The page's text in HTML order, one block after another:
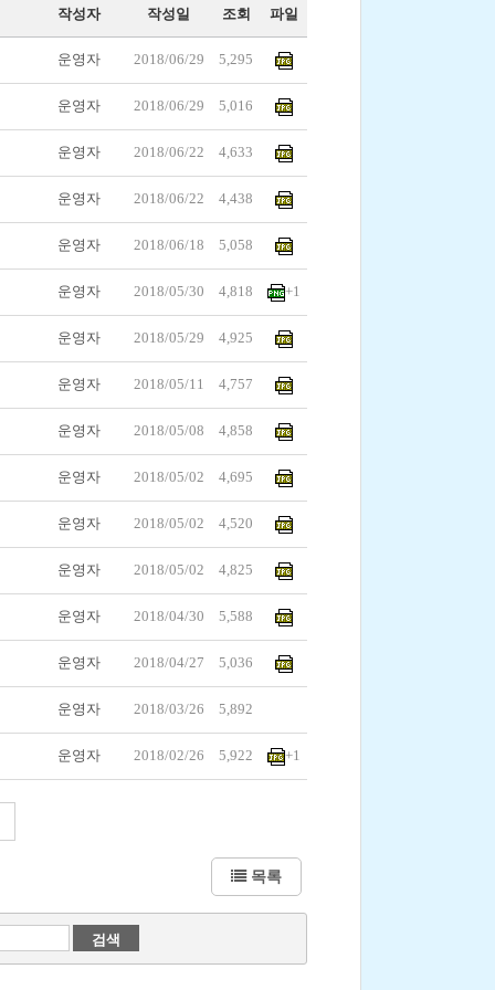
작성자 작성일 조회 파일
운영자 2018/06/29 5,295
운영자 2018/06/29 5,016
운영자 2018/06/22 4,633
운영자 2018/06/22 4,438
운영자 2018/06/18 5,058
운영자 2018/05/30 4,818 +1
운영자 2018/05/29 4,925
운영자 2018/05/11 4,757
운영자 2018/05/08 4,858
운영자 2018/05/02 4,695
운영자 2018/05/02 4,520
운영자 2018/05/02 4,825
운영자 2018/04/30 5,588
운영자 2018/04/27 5,036
운영자 2018/03/26 5,892
운영자 2018/02/26 5,922 +1
목록